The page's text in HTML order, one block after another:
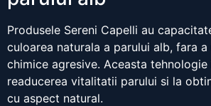
Produsele Sereni Capelli au
culoarea naturala a parului alb, fara
chimice agresive. Aceasta
readucerea vitalitatii parului si la
cu aspect natural.